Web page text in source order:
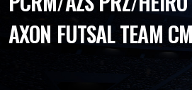
AXON FUTSAL TEAM